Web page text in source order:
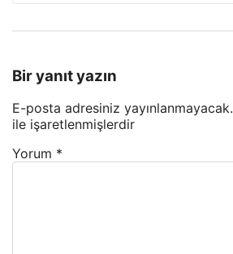
Bir yanıt yazın
E-posta adresiniz yayınlanmayacak.
ile işaretlenmişlerdir
Yorum *